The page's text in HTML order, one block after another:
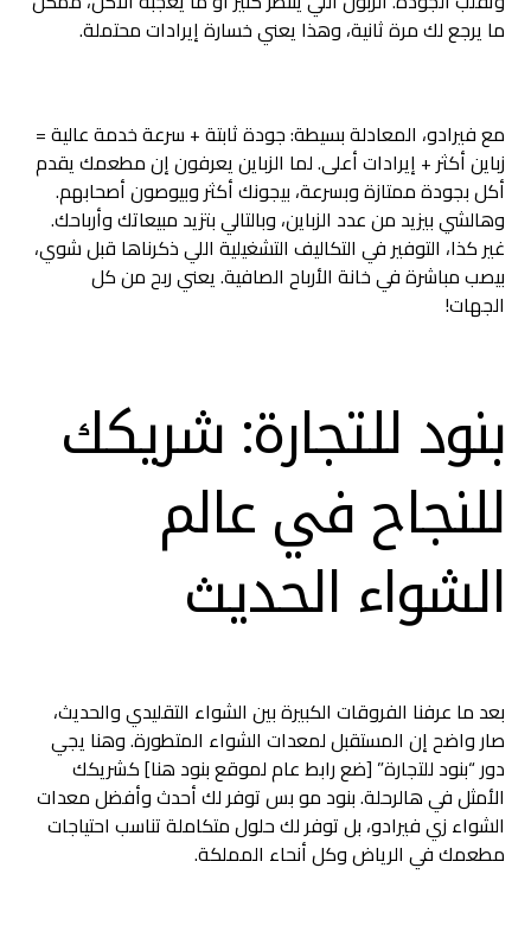
ما يرجع لك مرة ثانية، وهذا يعني خسارة إيرادات محتملة.
مع فيرادو، المعادلة بسيطة: جودة ثابتة + سرعة خدمة عالية =
زباين أكثر + إيرادات أعلى. لما الزباين يعرفون إن مطعمك يقدم
أكل بجودة ممتازة وبسرعة، بيجونك أكثر وبيوصون أصحابهم.
وهالشي بيزيد من عدد الزباين، وبالتالي بتزيد مبيعاتك وأرباحك.
غير كذا، التوفير في التكاليف التشغيلية اللي ذكرناها قبل شوي،
بيصب مباشرة في خانة الأرباح الصافية. يعني ربح من كل
الجهات!
بنود للتجارة: شريكك
للنجاح في عالم
الشواء الحديث
بعد ما عرفنا الفروقات الكبيرة بين الشواء التقليدي والحديث،
صار واضح إن المستقبل لمعدات الشواء المتطورة. وهنا يجي
دور “بنود للتجارة” [ضع رابط عام لموقع بنود هنا] كشريكك
الأمثل في هالرحلة. بنود مو بس توفر لك أحدث وأفضل معدات
الشواء زي فيرادو، بل توفر لك حلول متكاملة تناسب احتياجات
مطعمك في الرياض وكل أنحاء المملكة.